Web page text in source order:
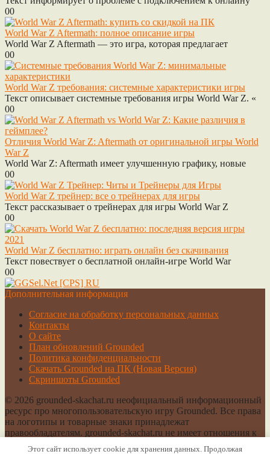
00
World War Z Aftermath: полное описание игры
World War Z Aftermath — это игра, которая предлагает
00
World War Z требования: системные характеристики игры
Текст описывает системные требования игры World War Z. «
00
Отличия World War Z: Aftermath от оригинальной игры World
War Z
World War Z: Aftermath имеет улучшенную графику, новые
00
World War Z трейнер: все о трейнерах для игры
Текст рассказывает о трейнерах для игры World War Z
00
World War Z бесплатно: играть онлайн без скачивания
Текст повествует о бесплатной онлайн-игре World War
00
Дополнительная информация
Cогласие на обработку персональных данных
Контакты
О сайте
План обновлений Grounded
Политика конфиденциальности
Скачать Grounded на ПК (Новая Версия)
Скриншоты Grounded
© 2026 grounded-skachat.ru неофициальный информационный
ресурс про многопользовательскую игру Grounded. Все права
на логотипы и товарные знаки принадлежат
правообладателям. grounded-skachat.ru не имеет отношения к
Этот сайт использует cookie для хранения данных. Продолжая